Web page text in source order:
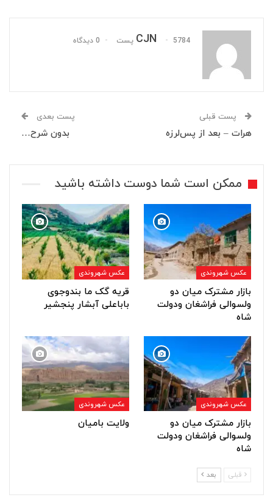
CJN 5784 پست 0 دیدگاه
پست قبلی
هرات – بعد از پس‌لرزه
پست بعدی
بدون شرح…
ممکن است شما دوست داشته باشید
عکس شهروندی
بازار مشترک میان دو
ولسوالی فراشغان ودولت
شاه
عکس شهروندی
قریه گک ما بندوجوی
باباعلی آبشار پنجشیر
عکس شهروندی
بازار مشترک میان دو
ولسوالی فراشغان ودولت
شاه
عکس شهروندی
ولایت بامیان
قبلی بعد